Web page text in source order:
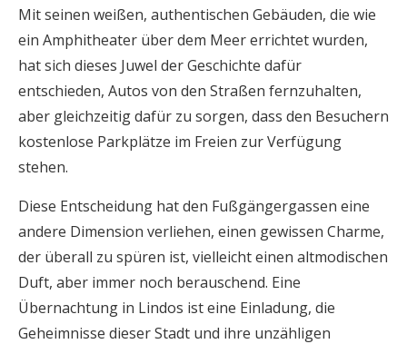
Mit seinen weißen, authentischen Gebäuden, die wie
ein Amphitheater über dem Meer errichtet wurden,
hat sich dieses Juwel der Geschichte dafür
entschieden, Autos von den Straßen fernzuhalten,
aber gleichzeitig dafür zu sorgen, dass den Besuchern
kostenlose Parkplätze im Freien zur Verfügung
stehen.
Diese Entscheidung hat den Fußgängergassen eine
andere Dimension verliehen, einen gewissen Charme,
der überall zu spüren ist, vielleicht einen altmodischen
Duft, aber immer noch berauschend. Eine
Übernachtung in Lindos ist eine Einladung, die
Geheimnisse dieser Stadt und ihre unzähligen